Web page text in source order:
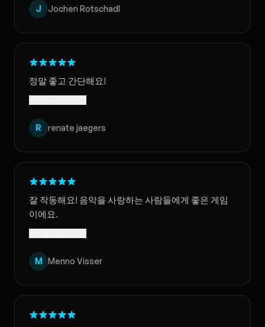
J Jochen Rotschadl
정말 좋고 간단해요!
R renate jaegers
잘 작동해요! 음악을 사랑하는 사람들에게 좋은 게임
이에요.
M Menno Visser